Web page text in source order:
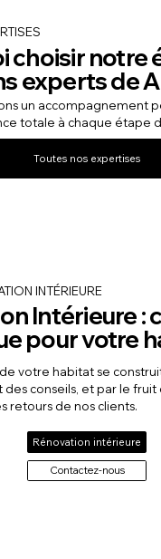
choisir notre
experts de A
un accompagnement
totale à chaque étape
Toutes nos expertises
INTÉRIEURE
Intérieure :
pour votre
votre habitat se
des conseils, et par le
retours de nos clients.
Rénovation intérieure
Contactez-nous